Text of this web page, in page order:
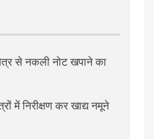
से नकली नोट खपाने का
में निरीक्षण कर खाद्य नमूने